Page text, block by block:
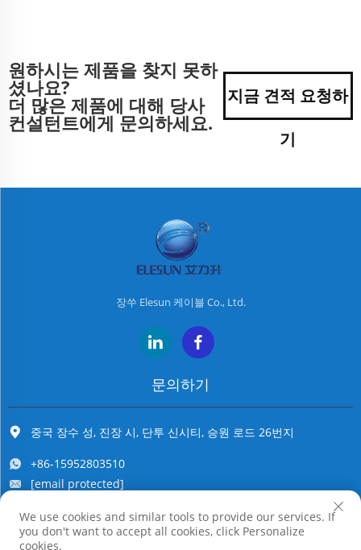
원하시는 제품을 찾지 못하
셨나요?
더 많은 제품에 대해 당사
컨설턴트에게 문의하세요.
지금 견적 요청하
기
장쑤 Elesun 케이블 Co., Ltd.
문의하기
중국 장수 성, 진장 시, 단투 신시티, 승원 로드 26번지
+86-15952803510
[email protected]
저작권 © 장수 엘레선 케이블 주식회사. 모든 권리 보유
We use cookies and similar tools to provide our services. If
you don't want to accept all cookies, click Personalize
cookies.